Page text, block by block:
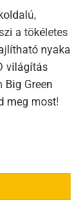
a tökéletes
nyaka
világítás
Green
meg most!